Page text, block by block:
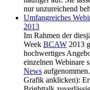
nur unzureichend
Umfangreiches
2013
Im Rahmen der
Week BCAW 2013
hochwertiges
einzelnen Webinare
News
Grafik anklicken):